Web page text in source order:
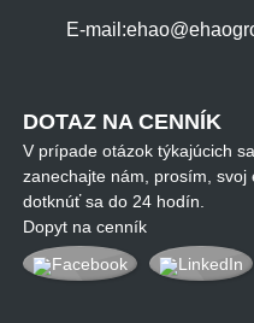
E-mail:
DOTAZ NA CENNÍK
V prípade otázok týkajúcich
zanechajte nám, prosím, svoj
dotknúť sa do 24 hodín.
Dopyt na cenník